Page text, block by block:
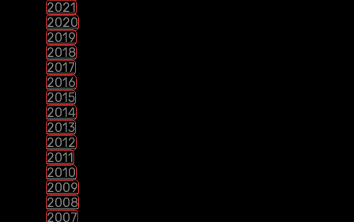
2021
2020
2019
2018
2017
2016
2015
2014
2013
2012
2011
2010
2009
2008
2007